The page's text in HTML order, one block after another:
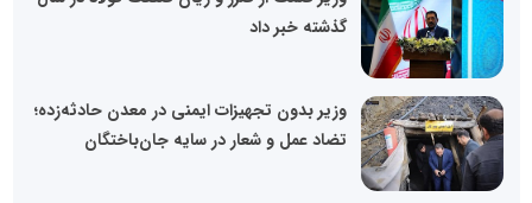
گذشته خبر داد
وزیر بدون تجهیزات ایمنی در معدن حادثه‌زده؛
تضاد عمل و شعار در سایه جان‌باختگان